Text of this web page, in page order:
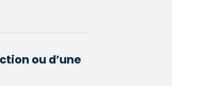
ou d’une